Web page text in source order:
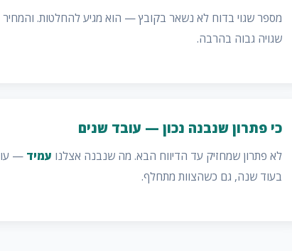
מספר שגוי בדוח לא נשאר בקובץ — הוא מגיע להחלטות.
שגויה גבוה בהרבה.
כי פתרון שנבנה נכון — עובד שנים
לא פתרון שמחזיק עד הדיווח הבא. מה שנבנה אצלנו עמיד —
בעוד שנה, גם כשהצוות מתחלף.